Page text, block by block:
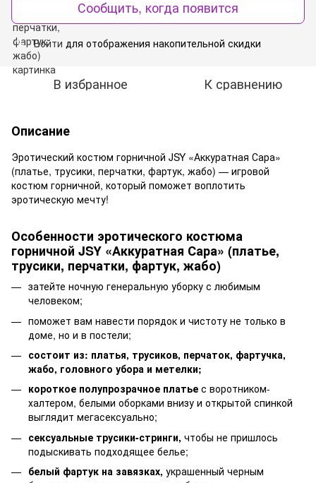
Сообщить, когда появится
% Войти для отображения накопительной скидки
В избранное К сравнению
Описание
Эротический костюм горничной JSY «Аккуратная Сара»
(платье, трусики, перчатки, фартук, жабо) — игровой
костюм горничной, который поможет воплотить
эротическую мечту!
Особенности эротического костюма
горничной JSY «Аккуратная Сара» (платье,
трусики, перчатки, фартук, жабо)
затейте ночную генеральную уборку с любимым
человеком;
поможет вам навести порядок и чистоту не только в
доме, но и в постели;
состоит из: платья, трусиков, перчаток, фартучка,
жабо, головного убора и метелки;
короткое полупрозрачное платье с воротником-
халтером, белыми оборками внизу и открытой спинкой
выглядит мегасексуально;
сексуальные трусики-стринги, чтобы не пришлось
подыскивать подходящее белье;
белый фартук на завязках, украшенный черным